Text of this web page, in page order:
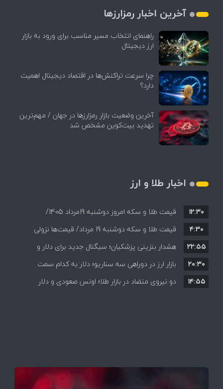
آخرین اخبار رمزارزها
راهنمای انتخاب مسیر مناسب برای ورود به بازار
ارز دیجیتال
چرا سرعت تراکنش‌ها در اقتصاد دیجیتال اهمیت
دارد؟
آخرین وضعیت بازار رمزارزها در جهان / مهم‌ترین
تهدید بیت‌کوین مشخص شد
اخبار طلا و ارز
قیمت طلا و سکه امروز دوشنبه 19مرداد 1405/
کاهش همه قیمت ها + جدول و جزئیات
۱۲:۳۰
قیمت طلا و سکه دوشنبه 19 مرداد/ قیمت‌ها نزولی
۴:۳۰
هشدار بنزینی پزشکیان؛ سیگنال جدید برای دلار و
طلا؟
۲۲:۵۵
بازار ارز در دوراهی سه سناریو؛ دلار به کدام سمت
می‌رود؟
۲۰:۳۰
دو نیروی متضاد در بازار طلا؛ اونس صعودی و دلار
۱۴:۵۵